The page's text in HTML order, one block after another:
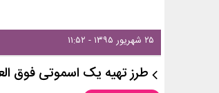
۲۵ شهریور ۱۳۹۵ - ۱۱:۵۲
طرز تهیه یک اسموتی فوق